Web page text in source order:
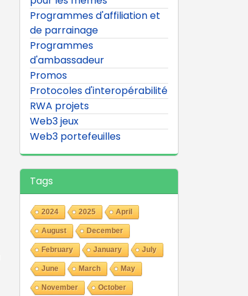
Programmes d'affiliation et
de parrainage
Programmes
d'ambassadeur
Promos
Protocoles d'interopérabilité
RWA projets
Web3 jeux
Web3 portefeuilles
Tags
2024 2025 April
August December
February January July
June March May
November October